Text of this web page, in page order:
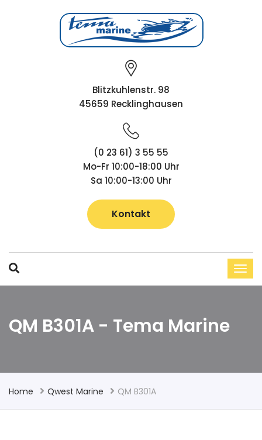
Blitzkuhlenstr. 98
45659 Recklinghausen
(0 23 61) 3 55 55
Mo-Fr 10:00-18:00 Uhr
Sa 10:00-13:00 Uhr
Kontakt
QM B301A - Tema Marine
Home Qwest Marine QM B301A